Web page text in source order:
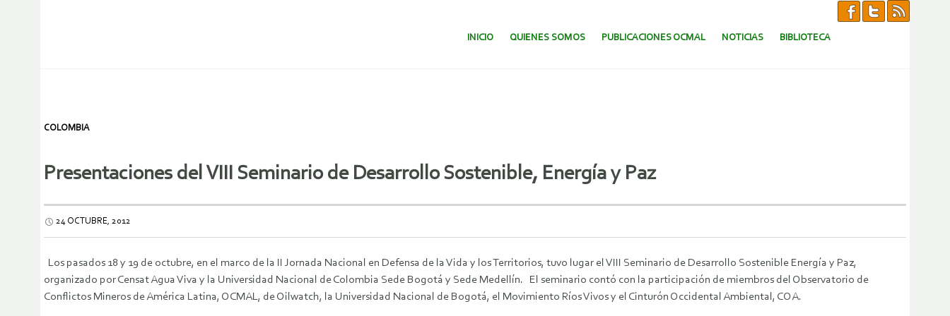
SALTAR AL CONTENIDO.
INICIO QUIENES SOMOS PUBLICACIONES OCMAL NOTICIAS BIBLIOTECA
COLOMBIA
Presentaciones del VIII Seminario de Desarrollo Sostenible, Energía y Paz
24 OCTUBRE, 2012
Los pasados 18 y 19 de octubre, en el marco de la II Jornada Nacional en Defensa de la Vida y los Territorios, tuvo lugar el VIII Seminario de Desarrollo Sostenible Energía y Paz,
organizado por Censat Agua Viva y la Universidad Nacional de Colombia Sede Bogotá y Sede Medellín. El seminario contó con la participación de miembros del Observatorio de
Conflictos Mineros de América Latina, OCMAL, de Oilwatch, la Universidad Nacional de Bogotá, el Movimiento Ríos Vivos y el Cinturón Occidental Ambiental, COA.